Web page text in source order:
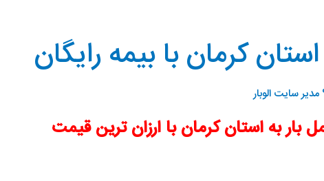
استان کرمان با بیمه رایگان
مدیر سایت الوبار
بار به استان کرمان با ارزان ترین قیمت